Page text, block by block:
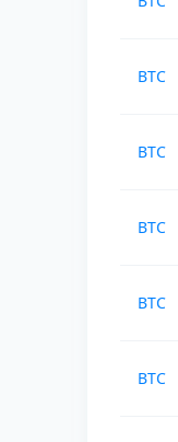
BTC
BTC
BTC
BTC
BTC